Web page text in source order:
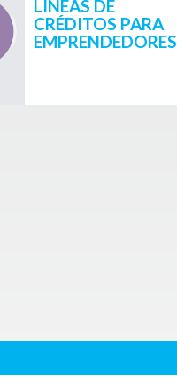
LÍNEAS DE
CRÉDITOS PARA
EMPRENDEDORES